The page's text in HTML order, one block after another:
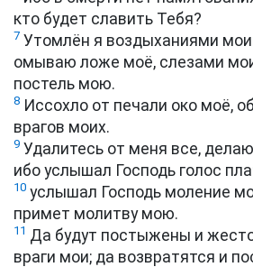
кто будет славить Тебя?
7 Утомлён я воздыханиями
омываю ложе моё, слезами
постель мою.
8 Иссохло от печали око моё,
врагов моих.
9 Удалитесь от меня все,
ибо услышал Господь голос
10 услышал Господь моление
примет молитву мою.
11 Да будут постыжены и
враги мои; да возвратятся и